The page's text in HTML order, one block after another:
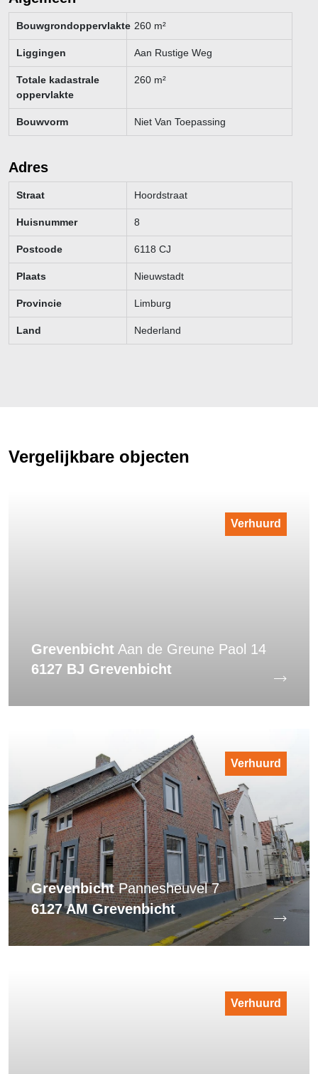
Bouwgrondoppervlakte 260 m²
Liggingen Aan Rustige Weg
Totale kadastrale
oppervlakte
260 m²
Bouwvorm Niet Van Toepassing
Adres
Straat Hoordstraat
Huisnummer 8
Postcode 6118 CJ
Plaats Nieuwstadt
Provincie Limburg
Land Nederland
Vergelijkbare objecten
Grevenbicht Aan de Greune Paol 14
6127 BJ Grevenbicht
Verhuurd
GrevenbichtPannesheuvel 7
6127 AM Grevenbicht
Verhuurd
Verhuurd